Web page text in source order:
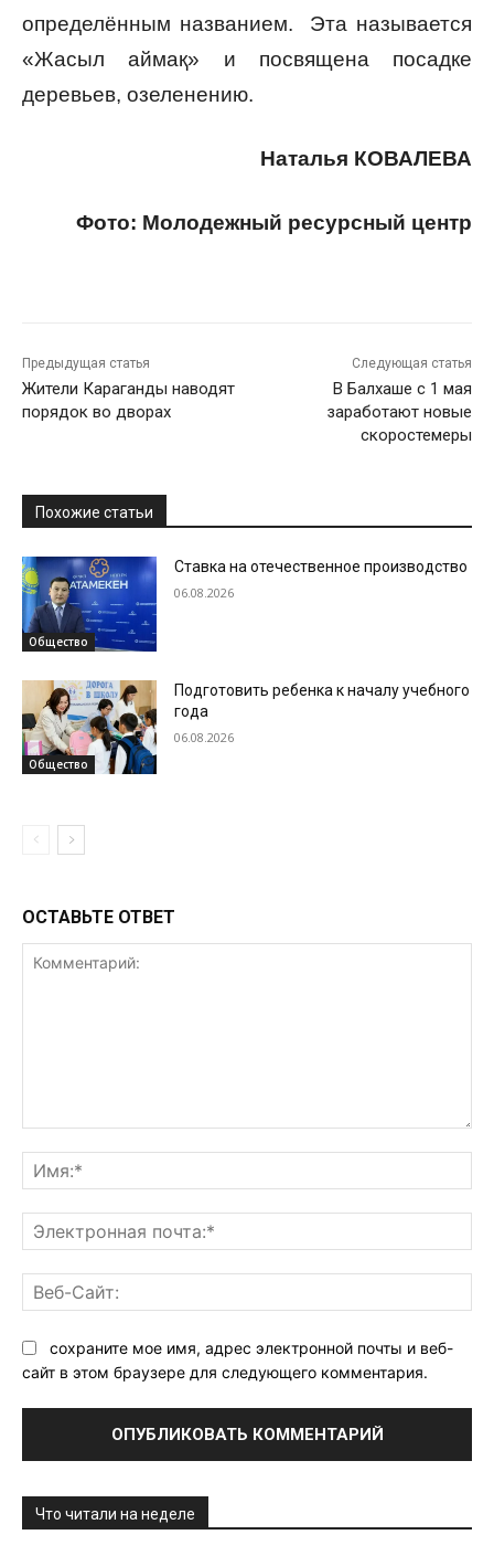
определённым названием. Эта называется
«Жасыл аймақ» и посвящена посадке
деревьев, озеленению.
Наталья КОВАЛЕВА
Фото: Молодежный ресурсный центр
Предыдущая статья
Жители Караганды наводят
порядок во дворах
Следующая статья
В Балхаше с 1 мая
заработают новые
скоростемеры
Похожие статьи
Общество
Ставка на отечественное производство
06.08.2026
Общество
Подготовить ребенка к началу учебного
года
06.08.2026
ОСТАВЬТЕ ОТВЕТ
сохраните мое имя, адрес электронной почты и веб-
сайт в этом браузере для следующего комментария.
Что читали на неделе